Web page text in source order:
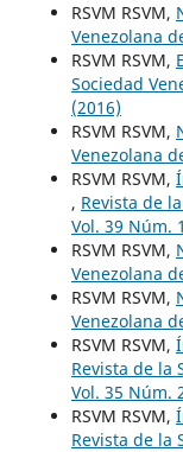
RSVM RSVM,
Venezolana
RSVM RSVM,
Sociedad
(2016)
RSVM RSVM,
Venezolana
RSVM RSVM,
, Revista de
Vol. 39 Núm.
RSVM RSVM,
Venezolana
RSVM RSVM,
Venezolana
RSVM RSVM,
Revista de la
Vol. 35 Núm.
RSVM RSVM,
Revista de la